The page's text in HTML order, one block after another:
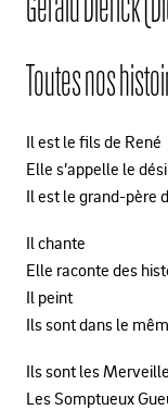
Toutes nos
Il est le fils de René
Elle s’appelle le
Il est le grand-père
Il chante
Elle raconte des
Il peint
Ils sont dans le
Ils sont les
Les Somptueux